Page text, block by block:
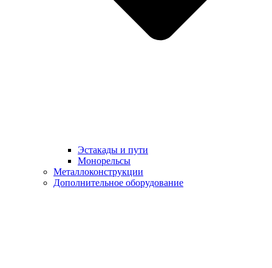
Эстакады и пути
Монорельсы
Металлоконструкции
Дополнительное оборудование